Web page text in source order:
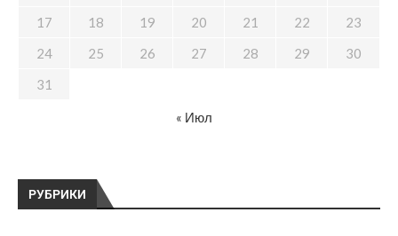
РУБРИКИ
17
18 19 20 21 22
23
24
25 26 27 28 29
30
31
« Июл